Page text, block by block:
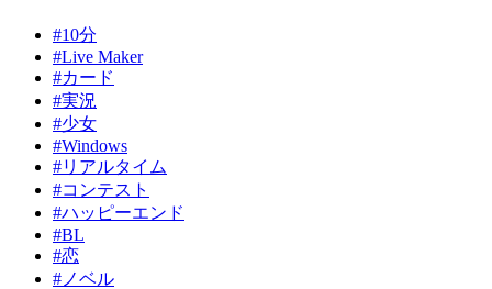
#10分
#Live Maker
#カード
#実況
#少女
#Windows
#リアルタイム
#コンテスト
#ハッピーエンド
#BL
#恋
#ノベル